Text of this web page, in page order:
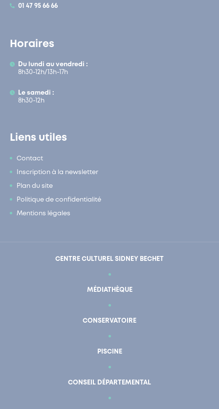
01 47 95 66 66
Horaires
Du lundi au vendredi :
8h30-12h/13h-17h
Le samedi :
8h30-12h
Liens utiles
Contact
Inscription à la newsletter
Plan du site
Politique de confidentialité
Mentions légales
CENTRE CULTUREL SIDNEY BECHET
MÉDIATHÈQUE
CONSERVATOIRE
PISCINE
CONSEIL DÉPARTEMENTAL